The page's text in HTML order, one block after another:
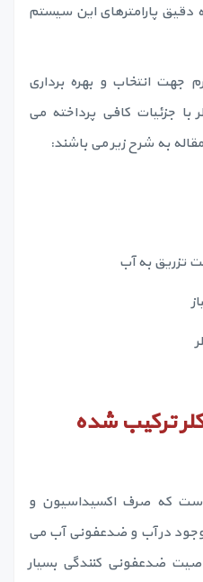
دقیق پارامترهای این سیستم
جهت انتخاب و بهره برداری
جزئیات کافی پرداخته می
به شرح زیر می باشند:
تزریق به آب
ترکیب شده
است که صرف اکسیداسیون و
در آب و ضدعفونی آب می
ضدعفونی کنندگی بسیار